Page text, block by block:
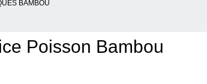
BAMBOU
Poisson Bambou